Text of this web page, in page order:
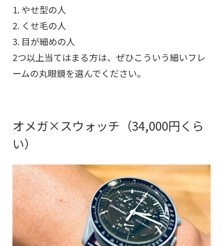
やせ型の人
くせ毛の人
目が細めの人
2つ以上当てはまる方は、ぜひこういう細いフレ
ームの丸眼鏡を選んでください。
オメガ×スウォッチ（34,000円くら
い）